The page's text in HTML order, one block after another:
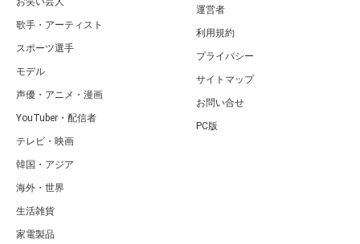
歌手・アーティスト
スポーツ選手
モデル
声優・アニメ・漫画
YouTuber・配信者
テレビ・映画
韓国・アジア
海外・世界
生活雑貨
家電製品
運営者
利用規約
プライバシー
サイトマップ
お問い合せ
PC版